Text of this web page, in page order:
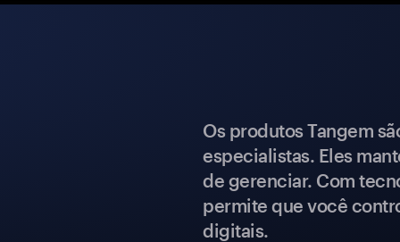
Os produtos Tangem
especialistas. Eles
de gerenciar. Com
permite que você
digitais.